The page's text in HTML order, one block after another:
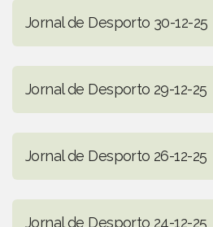
Jornal de Desporto 30-12-25
Jornal de Desporto 29-12-25
Jornal de Desporto 26-12-25
Jornal de Desporto 24-12-25